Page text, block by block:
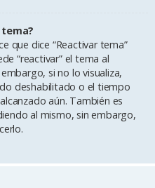
que dice “Reactivar tema”
“reactivar” el tema al
si no lo visualiza,
deshabilitado o el tiempo
aún. También es
al mismo, sin embargo,